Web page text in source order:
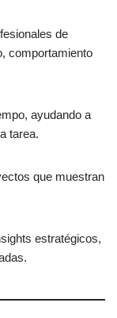
de
comportamiento
ayudando a
tarea.
que muestran
estratégicos,